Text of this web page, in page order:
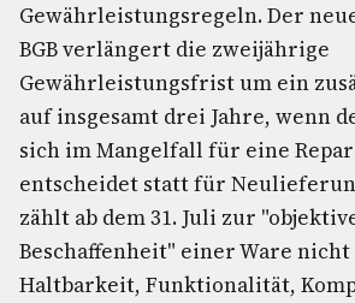
Gewährleistungsregeln. Der
BGB verlängert die zweijährige
Gewährleistungsfrist um ein
auf insgesamt drei Jahre, wenn
sich im Mangelfall für eine
entscheidet statt für
zählt ab dem 31. Juli zur
Beschaffenheit" einer Ware
Haltbarkeit, Funktionalität,